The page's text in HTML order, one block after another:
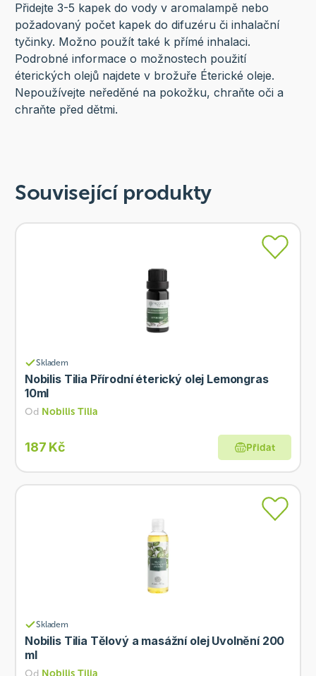
Přidejte 3-5 kapek do vody v aromalampě nebo
požadovaný počet kapek do difuzéru či inhalační
tyčinky. Možno použít také k přímé inhalaci.
Podrobné informace o možnostech použití
éterických olejů najdete v brožuře Éterické oleje.
Nepoužívejte neředěné na pokožku, chraňte oči a
chraňte před dětmi.
Související produkty
Skladem
Nobilis Tilia Přírodní éterický olej Lemongras
10ml
Od Nobilis Tilia
187 Kč Přidat
Skladem
Nobilis Tilia Tělový a masážní olej Uvolnění 200
ml
Od Nobilis Tilia